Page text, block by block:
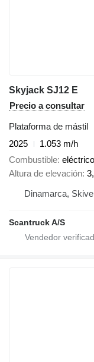
Skyjack SJ12 E
Precio a consultar
Plataforma de mástil
2025
1.053 m/h
Combustible eléctrico
Altura de elevación
Dinamarca, Skive
Scantruck A/S